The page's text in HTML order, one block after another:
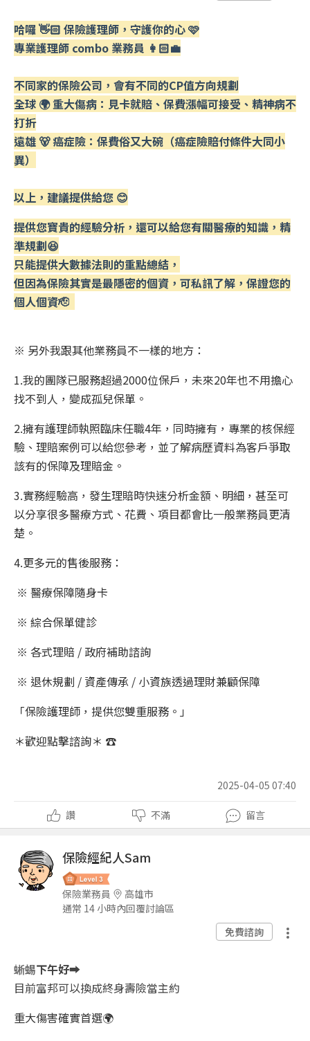
哈囉 👋🏻 保險護理師，守護你的心 🩷
專業護理師 combo 業務員 👩🏻‍💼
不同家的保險公司，會有不同的CP值方向規劃
全球 🌍 重大傷病：見卡就賠、保費漲幅可接受、精神病不
打折
遠雄 🐻 癌症險：保費俗又大碗（癌症險賠付條件大同小
異）
以上，建議提供給您 😊
提供您寶貴的經驗分析，還可以給您有關醫療的知識，精
準規劃😆
只能提供大數據法則的重點總結，
但因為保險其實是最隱密的個資，可私訊了解，保證您的
個人個資🫡
※ 另外我跟其他業務員不一樣的地方：
1.我的團隊已服務超過2000位保戶，未來20年也不用擔心
找不到人，變成孤兒保單。
2.擁有護理師執照臨床任職4年，同時擁有，專業的核保經
驗、理賠案例可以給您參考，並了解病歷資料為客戶爭取
該有的保障及理賠金。
3.實務經驗高，發生理賠時快速分析金額、明細，甚至可
以分享很多醫療方式、花費、項目都會比一般業務員更清
楚。
4.更多元的售後服務：
※ 醫療保障隨身卡
※ 綜合保單健診
※ 各式理賠 / 政府補助諮詢
※ 退休規劃 / 資產傳承 / 小資族透過理財兼顧保障
「保險護理師，提供您雙重服務。」
＊歡迎點擊諮詢＊ ☎️
2025-04-05 07:40
讚 不滿 留言
保險經紀人Sam
保險業務員
高雄市
通常 14 小時內回覆討論區
免費諮詢
蜥蜴下午好➡
目前富邦可以換成終身壽險當主約
重大傷害確實首選🌍